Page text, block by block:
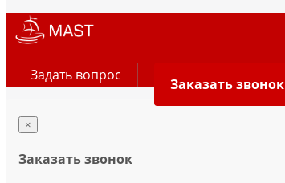
Задать вопрос
Заказать звонок
×
Заказать звонок